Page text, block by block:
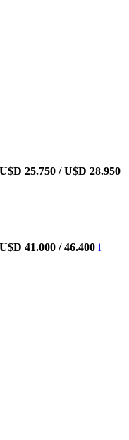
25.750 / U$D 28.950
41.000 / 46.400 i